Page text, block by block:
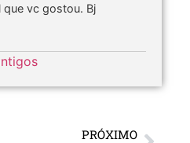
que vc gostou. Bj
PRÓXIMO